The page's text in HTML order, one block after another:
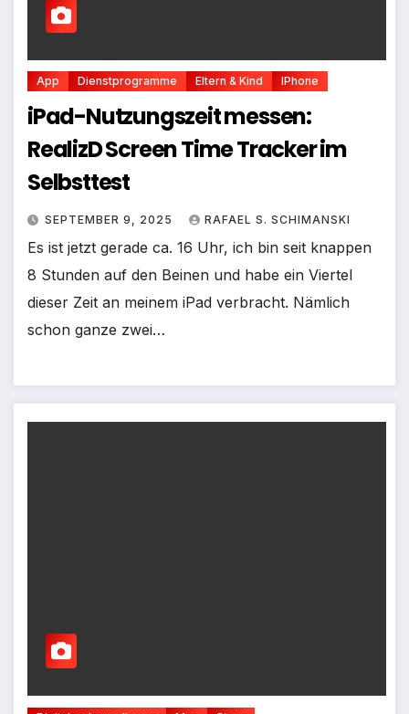
App Dienstprogramme Eltern & Kind IPhone
iPad-Nutzungszeit messen:
RealizD Screen Time Tracker im
Selbsttest
SEPTEMBER 9, 2025 RAFAEL S. SCHIMANSKI
Es ist jetzt gerade ca. 16 Uhr, ich bin seit knappen
8 Stunden auf den Beinen und habe ein Viertel
dieser Zeit an meinem iPad verbracht. Nämlich
schon ganze zwei…